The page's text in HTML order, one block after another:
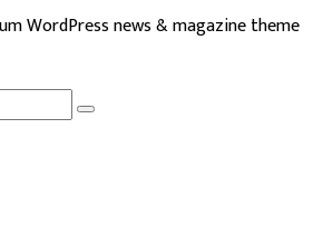
WordPress news & magazine theme